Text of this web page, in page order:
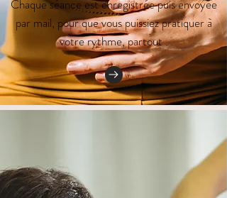
Chaque séance est enregistrée puis envoyée
par mail, pour que vous puissiez pratiquer à
votre rythme, partout .